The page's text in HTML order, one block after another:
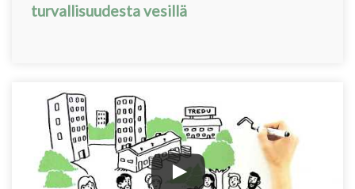
turvallisuudesta vesillä